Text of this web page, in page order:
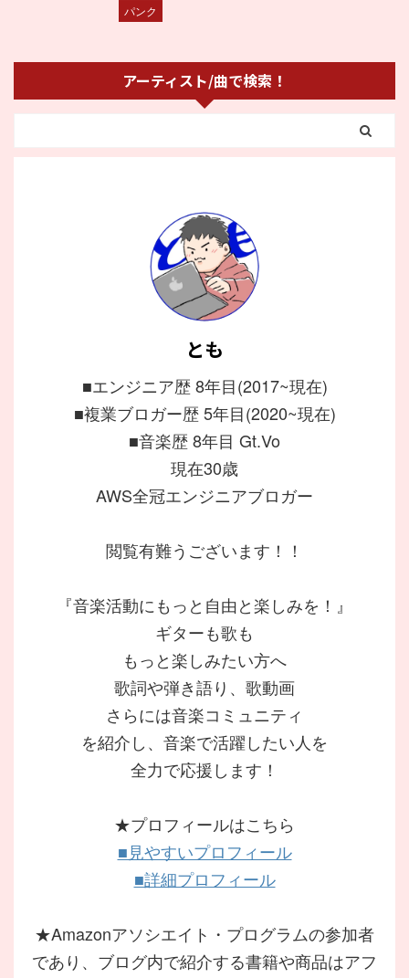
パンク
アーティスト/曲で検索！
とも
■エンジニア歴 8年目(2017~現在)
■複業ブロガー歴 5年目(2020~現在)
■音楽歴 8年目 Gt.Vo
現在30歳
AWS全冠エンジニアブロガー
閲覧有難うございます！！
『音楽活動にもっと自由と楽しみを！』
ギターも歌も
もっと楽しみたい方へ
歌詞や弾き語り、歌動画
さらには音楽コミュニティ
を紹介し、音楽で活躍したい人を
全力で応援します！
★プロフィールはこちら
■見やすいプロフィール
■詳細プロフィール
★Amazonアソシエイト・プログラムの参加者
であり、ブログ内で紹介する書籍や商品はアフ